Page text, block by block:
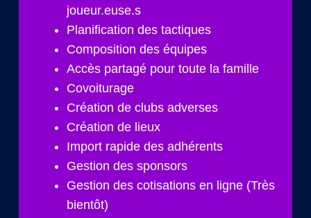
joueur.euse.s
Planification des tactiques
Composition des équipes
Accès partagé pour toute la famille
Covoiturage
Création de clubs adverses
Création de lieux
Import rapide des adhérents
Gestion des sponsors
Gestion des cotisations en ligne (Très
bientôt)